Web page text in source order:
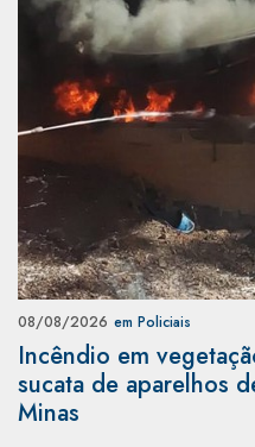
08/08/2026 em Policiais
Incêndio em
sucata de aparelhos
Minas